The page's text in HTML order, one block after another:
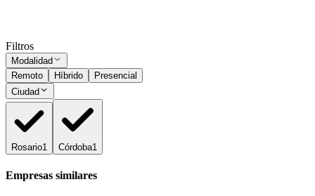
Filtros
Modalidad
Remoto
Híbrido
Presencial
Ciudad
Rosario1 Córdoba1
Empresas similares